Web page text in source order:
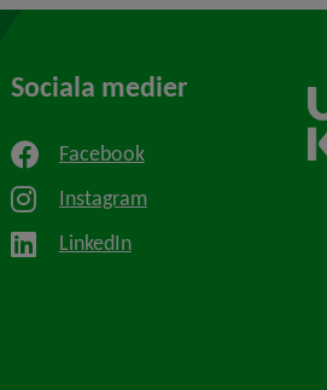
Sociala medier
Facebook
Instagram
LinkedIn